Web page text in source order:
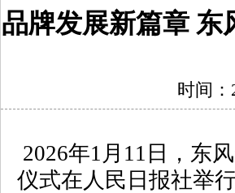
品牌发展新篇章 东
时间：
2026年1 月 11 日，东
仪式在人民日报社举